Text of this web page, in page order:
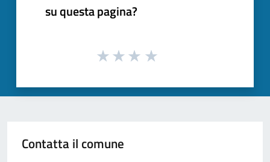
su questa pagina?
Contatta il comune